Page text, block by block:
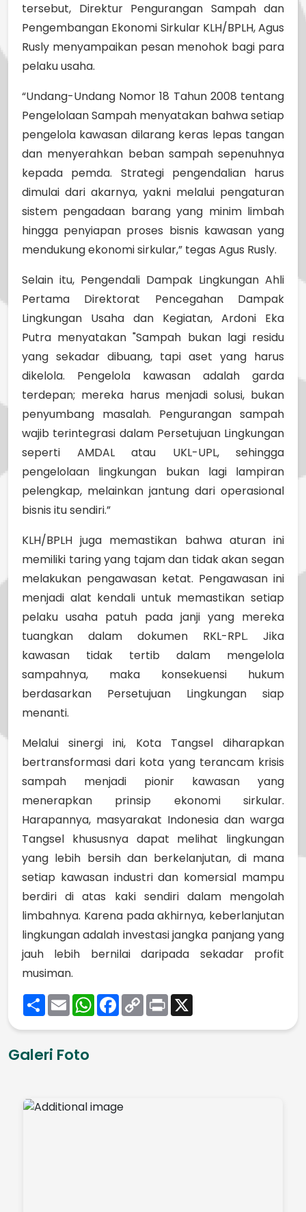
tersebut, Direktur Pengurangan Sampah dan
Pengembangan Ekonomi Sirkular KLH/BPLH, Agus
Rusly menyampaikan pesan menohok bagi para
pelaku usaha.
“Undang-Undang Nomor 18 Tahun 2008 tentang
Pengelolaan Sampah menyatakan bahwa setiap
pengelola kawasan dilarang keras lepas tangan
dan menyerahkan beban sampah sepenuhnya
kepada pemda. Strategi pengendalian harus
dimulai dari akarnya, yakni melalui pengaturan
sistem pengadaan barang yang minim limbah
hingga penyiapan proses bisnis kawasan yang
mendukung ekonomi sirkular,” tegas Agus Rusly.
Selain itu, Pengendali Dampak Lingkungan Ahli
Pertama Direktorat Pencegahan Dampak
Lingkungan Usaha dan Kegiatan, Ardoni Eka
Putra menyatakan "Sampah bukan lagi residu
yang sekadar dibuang, tapi aset yang harus
dikelola. Pengelola kawasan adalah garda
terdepan; mereka harus menjadi solusi, bukan
penyumbang masalah. Pengurangan sampah
wajib terintegrasi dalam Persetujuan Lingkungan
seperti AMDAL atau UKL-UPL, sehingga
pengelolaan lingkungan bukan lagi lampiran
pelengkap, melainkan jantung dari operasional
bisnis itu sendiri.”
KLH/BPLH juga memastikan bahwa aturan ini
memiliki taring yang tajam dan tidak akan segan
melakukan pengawasan ketat. Pengawasan ini
menjadi alat kendali untuk memastikan setiap
pelaku usaha patuh pada janji yang mereka
tuangkan dalam dokumen RKL-RPL. Jika
kawasan tidak tertib dalam mengelola
sampahnya, maka konsekuensi hukum
berdasarkan Persetujuan Lingkungan siap
menanti.
Melalui sinergi ini, Kota Tangsel diharapkan
bertransformasi dari kota yang terancam krisis
sampah menjadi pionir kawasan yang
menerapkan prinsip ekonomi sirkular.
Harapannya, masyarakat Indonesia dan warga
Tangsel khususnya dapat melihat lingkungan
yang lebih bersih dan berkelanjutan, di mana
setiap kawasan industri dan komersial mampu
berdiri di atas kaki sendiri dalam mengolah
limbahnya. Karena pada akhirnya, keberlanjutan
lingkungan adalah investasi jangka panjang yang
jauh lebih bernilai daripada sekadar profit
musiman.
ShareEmailWhatsApp
Facebook
Copy
Link
Print
Galeri Foto